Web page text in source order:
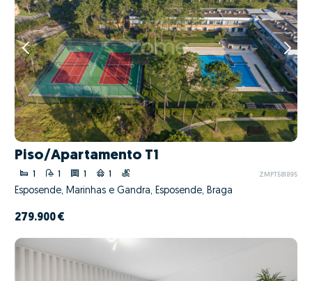
Piso/Apartamento T1
1 1 1 1 ZMPT581895
Esposende, Marinhas e Gandra, Esposende, Braga
279.900 €